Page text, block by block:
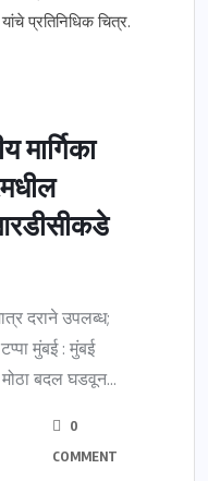
मार्गिका
दराने उपलब्ध;
मुंबई : मुंबई
बदल घडवून...
0
COMMENT